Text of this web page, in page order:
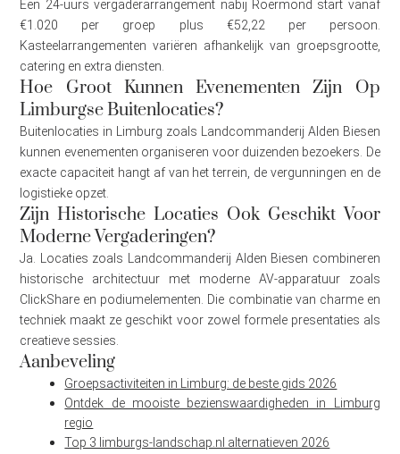
Een 24-uurs vergaderarrangement nabij Roermond start vanaf
€1.020 per groep plus €52,22 per persoon.
Kasteelarrangementen variëren afhankelijk van groepsgrootte,
catering en extra diensten.
Hoe Groot Kunnen Evenementen Zijn Op
Limburgse Buitenlocaties?
Buitenlocaties in Limburg zoals Landcommanderij Alden Biesen
kunnen evenementen organiseren voor duizenden bezoekers. De
exacte capaciteit hangt af van het terrein, de vergunningen en de
logistieke opzet.
Zijn Historische Locaties Ook Geschikt Voor
Moderne Vergaderingen?
Ja. Locaties zoals Landcommanderij Alden Biesen combineren
historische architectuur met moderne AV-apparatuur zoals
ClickShare en podiumelementen. Die combinatie van charme en
techniek maakt ze geschikt voor zowel formele presentaties als
creatieve sessies.
Aanbeveling
Groepsactiviteiten in Limburg: de beste gids 2026
Ontdek de mooiste bezienswaardigheden in Limburg
regio
Top 3 limburgs-landschap.nl alternatieven 2026